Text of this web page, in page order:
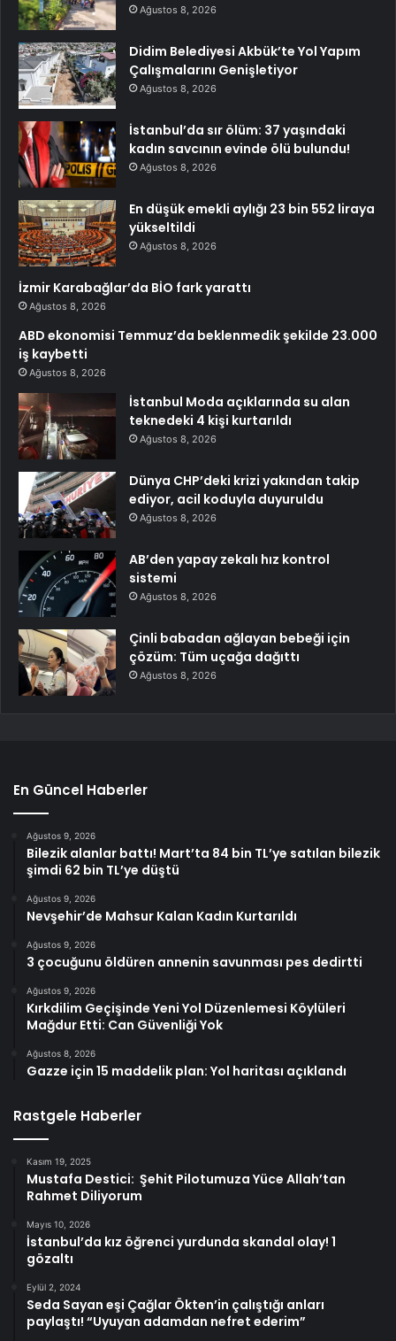
Ağustos 8, 2026
Didim Belediyesi Akbük’te Yol Yapım
Çalışmalarını Genişletiyor
Ağustos 8, 2026
İstanbul’da sır ölüm: 37 yaşındaki
kadın savcının evinde ölü bulundu!
Ağustos 8, 2026
En düşük emekli aylığı 23 bin 552 liraya
yükseltildi
Ağustos 8, 2026
İzmir Karabağlar’da BİO fark yarattı
Ağustos 8, 2026
ABD ekonomisi Temmuz’da beklenmedik şekilde 23.000
iş kaybetti
Ağustos 8, 2026
İstanbul Moda açıklarında su alan
teknedeki 4 kişi kurtarıldı
Ağustos 8, 2026
Dünya CHP’deki krizi yakından takip
ediyor, acil koduyla duyuruldu
Ağustos 8, 2026
AB’den yapay zekalı hız kontrol
sistemi
Ağustos 8, 2026
Çinli babadan ağlayan bebeği için
çözüm: Tüm uçağa dağıttı
Ağustos 8, 2026
En Güncel Haberler
Ağustos 9, 2026
Bilezik alanlar battı! Mart’ta 84 bin TL’ye satılan bilezik
şimdi 62 bin TL’ye düştü
Ağustos 9, 2026
Nevşehir’de Mahsur Kalan Kadın Kurtarıldı
Ağustos 9, 2026
3 çocuğunu öldüren annenin savunması pes dedirtti
Ağustos 9, 2026
Kırkdilim Geçişinde Yeni Yol Düzenlemesi Köylüleri
Mağdur Etti: Can Güvenliği Yok
Ağustos 8, 2026
Gazze için 15 maddelik plan: Yol haritası açıklandı
Rastgele Haberler
Kasım 19, 2025
Mustafa Destici: Şehit Pilotumuza Yüce Allah’tan
Rahmet Diliyorum
Mayıs 10, 2026
İstanbul’da kız öğrenci yurdunda skandal olay! 1
gözaltı
Eylül 2, 2024
Seda Sayan eşi Çağlar Ökten’in çalıştığı anları
paylaştı! “Uyuyan adamdan nefret ederim”